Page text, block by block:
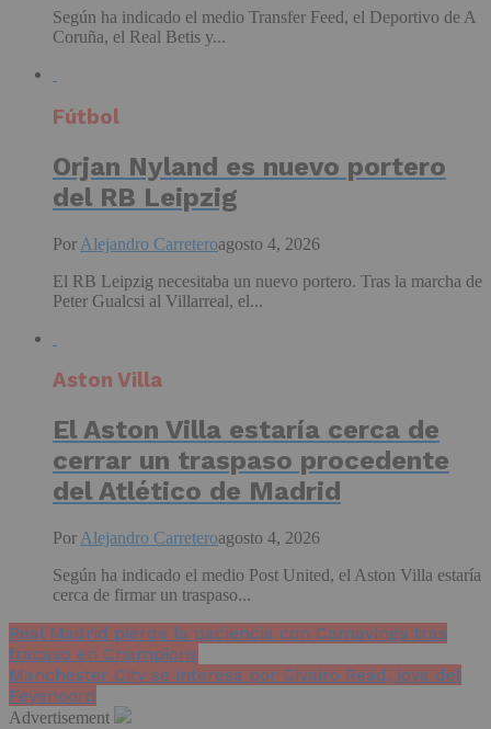
Según ha indicado el medio Transfer Feed, el Deportivo de A
Coruña, el Real Betis y...
Fútbol
Orjan Nyland es nuevo portero
del RB Leipzig
Por Alejandro Carreteroagosto 4, 2026
El RB Leipzig necesitaba un nuevo portero. Tras la marcha de
Peter Gualcsi al Villarreal, el...
Aston Villa
El Aston Villa estaría cerca de
cerrar un traspaso procedente
del Atlético de Madrid
Por Alejandro Carreteroagosto 4, 2026
Según ha indicado el medio Post United, el Aston Villa estaría
cerca de firmar un traspaso...
Real Madrid pierde la paciencia con Camavinga tras
fracaso en Champions
Manchester City se interesa por Givairo Read, joya del
Feyenoord
Advertisement